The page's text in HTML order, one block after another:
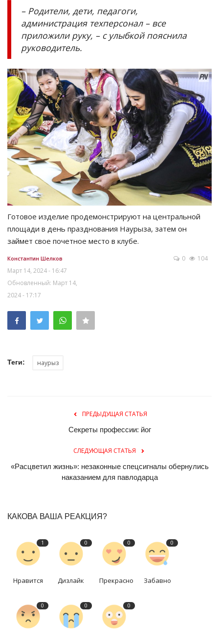
– Родители, дети, педагоги,
администрация техперсонал – все
приложили руку, – с улыбкой пояснила
руководитель.
Готовое изделие продемонстрируют на центральной
площади в день празднования Наурыза, затем он
займет свое почетное место в клубе.
Константин Шелков
Март 14, 2024 - 16:47
Обновленный: Март 14,
2024 - 17:17
0 104
Теги: наурыз
ПРЕДЫДУЩАЯ СТАТЬЯ
Секреты профессии: йог
СЛЕДУЮЩАЯ СТАТЬЯ
«Расцветил жизнь»: незаконные спецсигналы обернулись
наказанием для павлодарца
КАКОВА ВАША РЕАКЦИЯ?
1
Нравится
0
Дизлайк
0
Прекрасно
0
Забавно
0 0 0